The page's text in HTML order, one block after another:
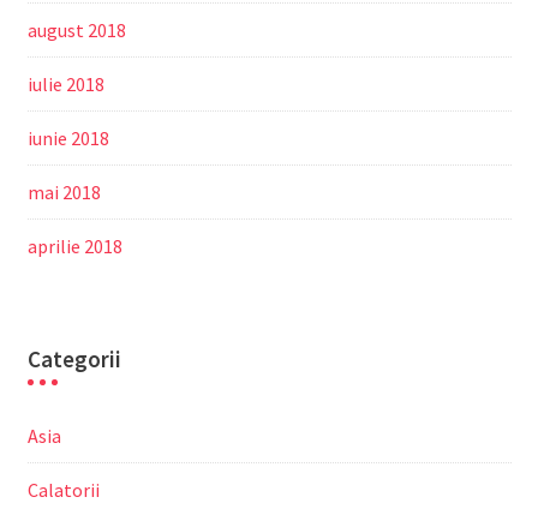
august 2018
iulie 2018
iunie 2018
mai 2018
aprilie 2018
Categorii
Asia
Calatorii